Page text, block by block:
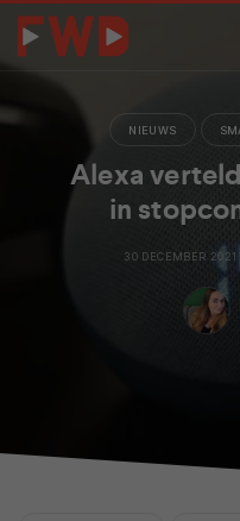
NIEUWS
Alexa
in
30 DECEMBER 2021